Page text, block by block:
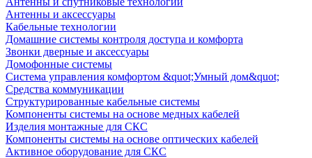
Антенны и аксессуары
Кабельные технологии
Домашние системы контроля доступа и комфорта
Звонки дверные и аксессуары
Домофонные системы
Система управления комфортом &quot;Умный дом&quot;
Средства коммуникации
Структурированные кабельные системы
Компоненты системы на основе медных кабелей
Изделия монтажные для СКС
Компоненты системы на основе оптических кабелей
Активное оборудование для СКС